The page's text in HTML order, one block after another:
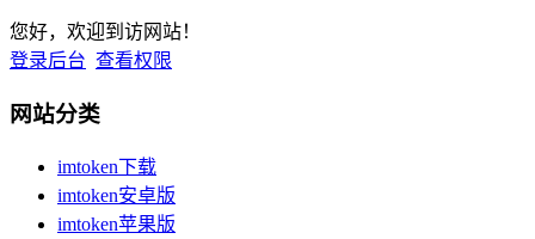
您好，欢迎到访网站！
登录后台 查看权限
网站分类
imtoken下载
imtoken安卓版
imtoken苹果版